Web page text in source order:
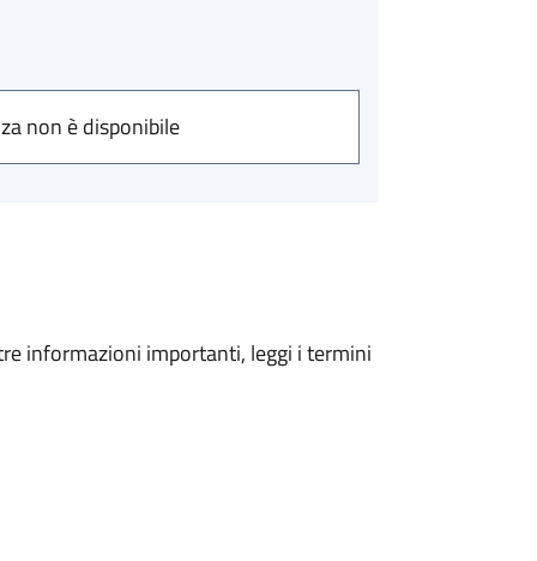
non è disponibile
informazioni importanti, leggi i termini